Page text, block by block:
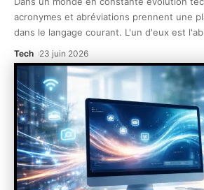
acronymes et abréviations prennent une
dans le langage courant. L'un d'eux est
Tech 23 juin 2026